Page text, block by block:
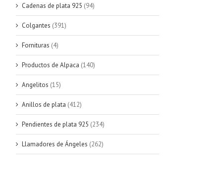
Cadenas de plata 925 (94)
Colgantes (391)
Fornituras (4)
Productos de Alpaca (140)
Angelitos (15)
Anillos de plata (412)
Pendientes de plata 925 (234)
Llamadores de Ángeles (262)